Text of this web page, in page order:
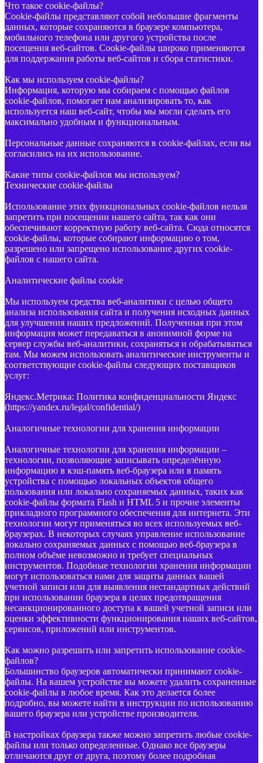
Что такое cookie-файлы?
Cookie-файлы представляют собой небольшие фрагменты
данных, которые сохраняются в браузере компьютера,
мобильного телефона или другого устройства после
посещения веб-сайтов. Cookie-файлы широко применяются
для поддержания работы веб-сайтов и сбора статистики.
Как мы используем cookie-файлы?
Информация, которую мы собираем с помощью файлов
cookie-файлов, помогает нам анализировать то, как
используется наш веб-сайт, чтобы мы могли сделать его
максимально удобным и функциональным.
Персональные данные сохраняются в cookie-файлах, если вы
согласились на их использование.
Какие типы cookie-файлов мы используем?
Технические cookie-файлы
Использование этих функциональных cookie-файлов нельзя
запретить при посещении нашего сайта, так как они
обеспечивают корректную работу веб-сайта. Сюда относятся
cookie-файлы, которые собирают информацию о том,
разрешено или запрещено использование других cookie-
файлов с нашего сайта.
Аналитические файлы cookie
Мы используем средства веб-аналитики с целью общего
анализа использования сайта и получения исходных данных
для улучшения наших предложений. Полученная при этом
информация может передаваться в анонимной форме на
сервер службы веб-аналитики, сохраняться и обрабатываться
там. Мы можем использовать аналитические инструменты и
соответствующие cookie-файлы следующих поставщиков
услуг:
Яндекс.Метрика: Политика конфиденциальности Яндекс
(https://yandex.ru/legal/confidential/)
Аналогичные технологии для хранения информации
Аналогичные технологии для хранения информации –
технологии, позволяющие записывать определённую
информацию в кэш-память веб-браузера или в память
устройства с помощью локальных объектов общего
пользования или локально сохраняемых данных, таких как
cookie-файлы формата Flash и HTML 5 и прочие элементы
прикладного программного обеспечения для интернета. Эти
технологии могут применяться во всех используемых веб-
браузерах. В некоторых случаях управление использование
локально сохраняемых данных с помощью веб-браузера в
полном объёме невозможно и требует специальных
инструментов. Подобные технологии хранения информации
могут использоваться нами для защиты данных вашей
учетной записи или для выявления нестандартных действий
при использовании браузера в целях предотвращения
несанкционированного доступа к вашей учетной записи или
оценки эффективности функционирования наших веб-сайтов,
сервисов, приложений или инструментов.
Как можно разрешить или запретить использование cookie-
файлов?
Большинство браузеров автоматически принимают cookie-
файлы. На вашем устройстве вы можете удалить сохраненные
cookie-файлы в любое время. Как это делается более
подробно, вы можете найти в инструкции по использованию
вашего браузера или устройстве производителя.
В настройках браузера также можно запретить любые cookie-
файлы или только определенные. Однако все браузеры
отличаются друг от друга, поэтому более подробная